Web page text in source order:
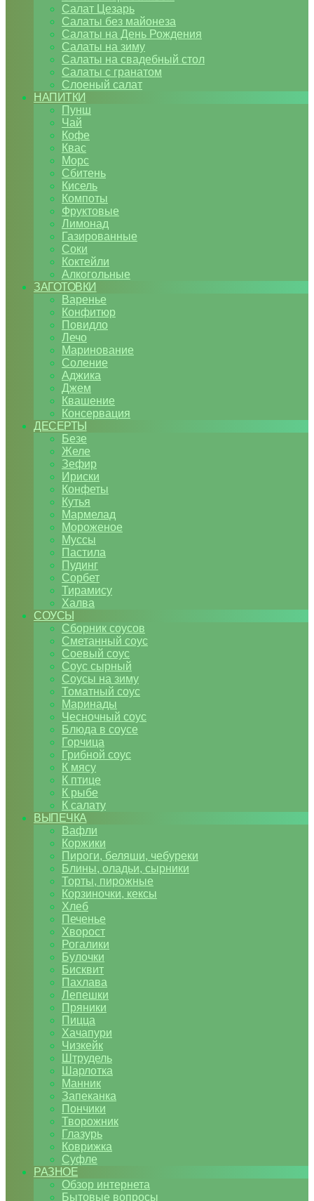
Салат Цезарь
Салаты без майонеза
Салаты на День Рождения
Салаты на зиму
Салаты на свадебный стол
Салаты с гранатом
Слоеный салат
НАПИТКИ
Пунш
Чай
Кофе
Квас
Морс
Сбитень
Кисель
Компоты
Фруктовые
Лимонад
Газированные
Соки
Коктейли
Алкогольные
ЗАГОТОВКИ
Варенье
Конфитюр
Повидло
Лечо
Маринование
Соление
Аджика
Джем
Квашение
Консервация
ДЕСЕРТЫ
Безе
Желе
Зефир
Ириски
Конфеты
Кутья
Мармелад
Мороженое
Муссы
Пастила
Пудинг
Сорбет
Тирамису
Халва
СОУСЫ
Сборник соусов
Сметанный соус
Соевый соус
Соус сырный
Соусы на зиму
Томатный соус
Маринады
Чесночный соус
Блюда в соусе
Горчица
Грибной соус
К мясу
К птице
К рыбе
К салату
ВЫПЕЧКА
Вафли
Коржики
Пироги, беляши, чебуреки
Блины, оладьи, сырники
Торты, пирожные
Корзиночки, кексы
Хлеб
Печенье
Хворост
Рогалики
Булочки
Бисквит
Пахлава
Лепешки
Пряники
Пицца
Хачапури
Чизкейк
Штрудель
Шарлотка
Манник
Запеканка
Пончики
Творожник
Глазурь
Коврижка
Суфле
РАЗНОЕ
Обзор интернета
Бытовые вопросы